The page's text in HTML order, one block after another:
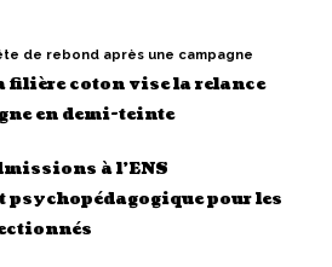
de rebond après une campagne
filière coton vise la relance
en demi-teinte
à l’ENS
psychopédagogique pour les